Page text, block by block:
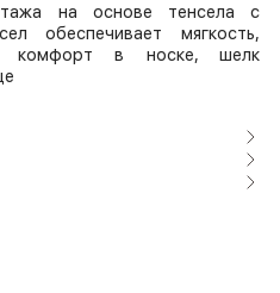
на основе тенсела с
обеспечивает мягкость,
и комфорт в носке, шелк